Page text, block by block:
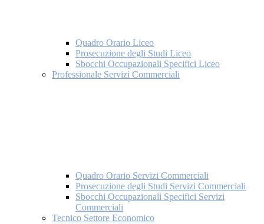
Quadro Orario Liceo
Prosecuzione degli Studi Liceo
Sbocchi Occupazionali Specifici Liceo
Professionale Servizi Commerciali
Quadro Orario Servizi Commerciali
Prosecuzione degli Studi Servizi Commerciali
Sbocchi Occupazionali Specifici Servizi
Commerciali
Tecnico Settore Economico